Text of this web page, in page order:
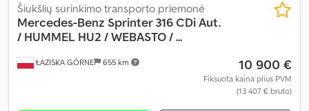
ŁAZISKA GÓRNE 655 km
Šiukšlių surinkimo transporto priemonė
Mercedes-Benz Sprinter 316 CDi Aut.
/ HUMMEL HU2 / WEBASTO / ...
10 900 €
Fiksuota kaina plius PVM
(13 407 € bruto)